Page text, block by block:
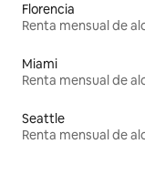
Florencia
Miami
Seattle